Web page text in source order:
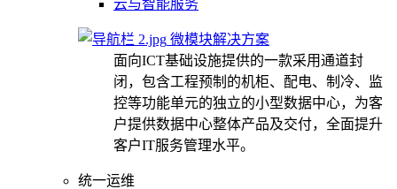
云与智能服务
微模块解决方案
面向ICT基础设施提供的一款采用通道封
闭，包含工程预制的机柜、配电、制冷、监
控等功能单元的独立的小型数据中心，为客
户提供数据中心整体产品及交付，全面提升
客户IT服务管理水平。
统一运维